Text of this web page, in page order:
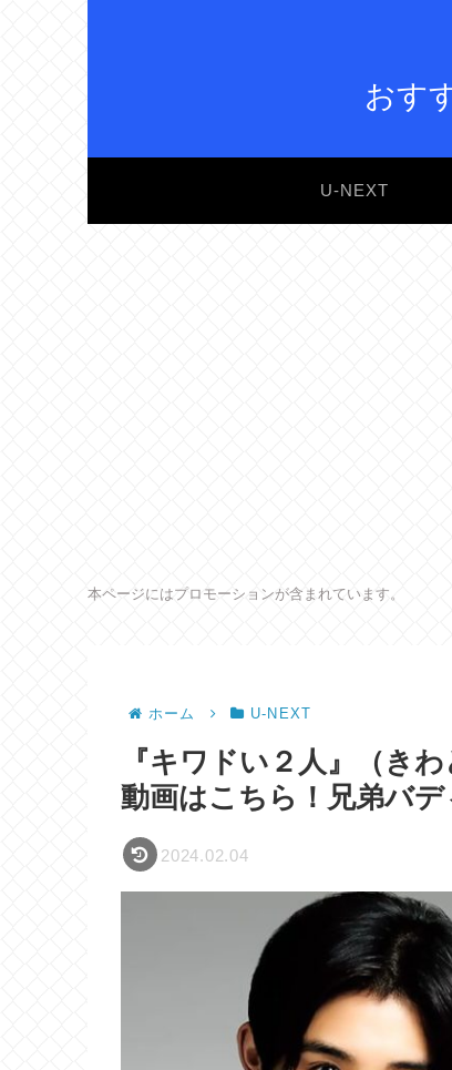
おす
U-NEXT
本ページにはプロモーションが含まれています。
ホーム U-NEXT
『キワドい２人』（き
動画はこちら！兄弟バデ
2024.02.04